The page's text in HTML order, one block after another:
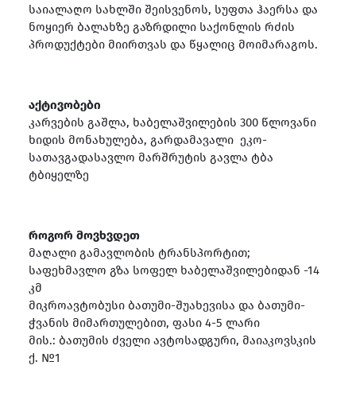
საიალაღო სახლში შეისვენოს, სუფთა ჰაერსა და
ნოყიერ ბალახზე გაზრდილი საქონლის რძის
პროდუქტები მიირთვას და წყალიც მოიმარაგოს.
აქტივობები
კარვების გაშლა, ხაბელაშვილების 300 წლოვანი
ხიდის მონახულება, გარდამავალი ეკო-
სათავგადასავლო მარშრუტის გავლა ტბა
ტბიყელზე
როგორ მოვხვდეთ
მაღალი გამავლობის ტრანსპორტით;
საფეხმავლო გზა სოფელ ხაბელაშვილებიდან -14
კმ
მიკროავტობუსი ბათუმი-შუახევისა და ბათუმი-
ჭვანის მიმართულებით, ფასი 4-5 ლარი
მის.: ბათუმის ძველი ავტოსადგური, მაიაკოვსკის
ქ. №1